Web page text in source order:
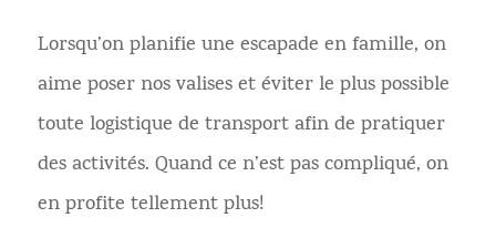
Lorsqu’on planifie une escapade en famille, on
aime poser nos valises et éviter le plus possible
toute logistique de transport afin de pratiquer
des activités. Quand ce n’est pas compliqué, on
en profite tellement plus!